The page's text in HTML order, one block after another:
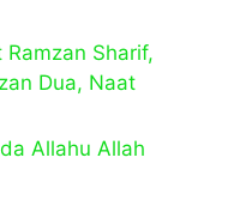
Sharif,
Dua, Naat
Allahu Allah